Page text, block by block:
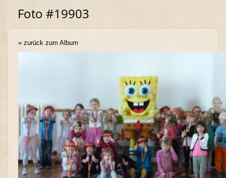
Foto #19903
« zurück zum Album